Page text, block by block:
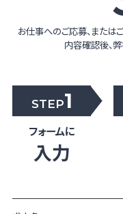
お仕事へのご応募、または
内容確認後、
STEP1
フォームに
入力